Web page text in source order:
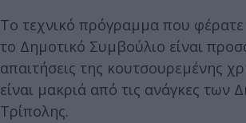
Το τεχνικό πρόγραμμα που φέρατε
το Δημοτικό Συμβούλιο είναι
απαιτήσεις της κουτσουρεμένης
είναι μακριά από τις ανάγκες των
Τρίπολης.